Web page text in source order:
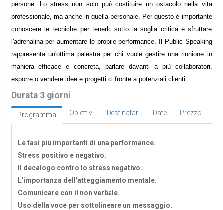
persone. Lo stress non solo può costituire un ostacolo nella vita
professionale, ma anche in quella personale. Per questo è importante
conoscere le tecniche per tenerlo sotto la soglia critica e sfruttare
l'adrenalina per aumentare le proprie performance. Il Public Speaking
rappresenta un'ottima palestra per chi vuole gestire una riunione in
maniera efficace e concreta, parlare davanti a più collaboratori,
esporre o vendere idee e progetti di fronte a potenziali clienti.
Durata 3 giorni
Programma Obiettivi Destinatari Date Prezzo
Le fasi più importanti di una performance.
Stress positivo e negativo.
Il decalogo contro lo stress negativo.
L'importanza dell'atteggiamento mentale.
Comunicare con il non verbale.
Uso della voce per sottolineare un messaggio.